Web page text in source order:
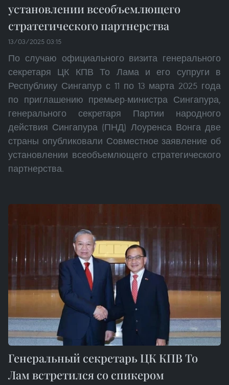
установлении всеобъемлющего
стратегического партнерства
13/03/2025 03:15
По случаю официального визита генерального
секретаря ЦК КПВ То Лама и его супруги в
Республику Сингапур с 11 по 13 марта 2025 года
по приглашению премьер-министра Сингапура,
генерального секретаря Партии народного
действия Сингапура (ПНД) Лоуренса Вонга две
страны опубликовали Совместное заявление об
установлении всеобъемлющего стратегического
партнерства.
Генеральный секретарь ЦК КПВ То
Лам встретился со спикером